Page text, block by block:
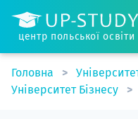
центр польської освіти
Головна
Університет Бізнесу